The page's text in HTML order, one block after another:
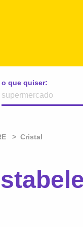
o que quiser:
Cristal